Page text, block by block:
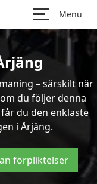
Menu
– särskilt när
du följer denna
du den enklaste
i Årjäng.
förpliktelser